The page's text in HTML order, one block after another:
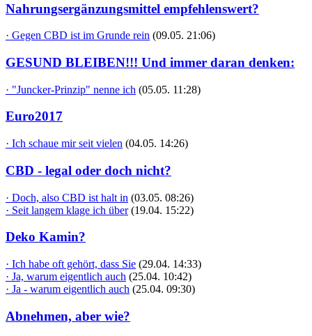
Nahrungsergänzungsmittel empfehlenswert?
· Gegen CBD ist im Grunde rein (09.05. 21:06)
GESUND BLEIBEN!!! Und immer daran denken:
· "Juncker-Prinzip" nenne ich (05.05. 11:28)
Euro2017
· Ich schaue mir seit vielen (04.05. 14:26)
CBD - legal oder doch nicht?
· Doch, also CBD ist halt in (03.05. 08:26)
· Seit langem klage ich über (19.04. 15:22)
Deko Kamin?
· Ich habe oft gehört, dass Sie (29.04. 14:33)
· Ja, warum eigentlich auch (25.04. 10:42)
· Ja - warum eigentlich auch (25.04. 09:30)
Abnehmen, aber wie?